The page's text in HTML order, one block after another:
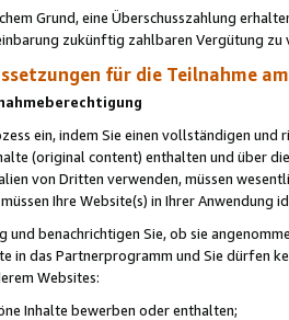
Grund, eine Überschusszahlung
zukünftig zahlbaren Vergütung zu
für die Teilnahme
ein, indem Sie einen vollständigen
(original content) enthalten und über
von Dritten verwenden, müssen
Ihre Website(s) in Ihrer Anwendung
und benachrichtigen Sie, ob sie
in das Partnerprogramm und Sie dürfen
Websites:
Inhalte bewerben oder enthalten;